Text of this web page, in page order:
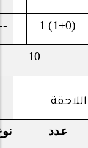
1 (1+0)
10
عدد